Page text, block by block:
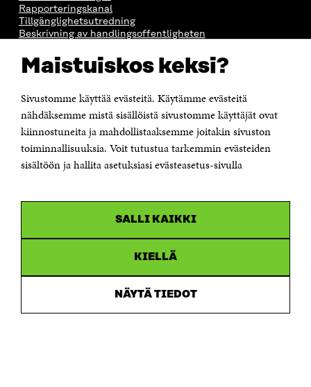
Maistuiskos keksi?
Sivustomme käyttää evästeitä. Käytämme evästeitä
nähdäksemme mistä sisällöistä sivustomme käyttäjät ovat
kiinnostuneita ja mahdollistaaksemme joitakin sivuston
toiminnallisuuksia. Voit tutustua tarkemmin evästeiden
sisältöön ja hallita asetuksiasi evästeasetus-sivulla
SALLI KAIKKI
KIELLÄ
NÄYTÄ TIEDOT
Rapporteringskanal
Tillgänglighetsutredning
Beskrivning av handlingsoffentligheten
Jubileumsfonden för Finlands självständighet Sitra
Östersjögatan 11–13, PB 160,
00181 Helsingfors
Tfn +358 294 618 991
Personalens e-postadresser har formen:
fornamn.efternamn@sitra.fi
fönster
ett
Instagram